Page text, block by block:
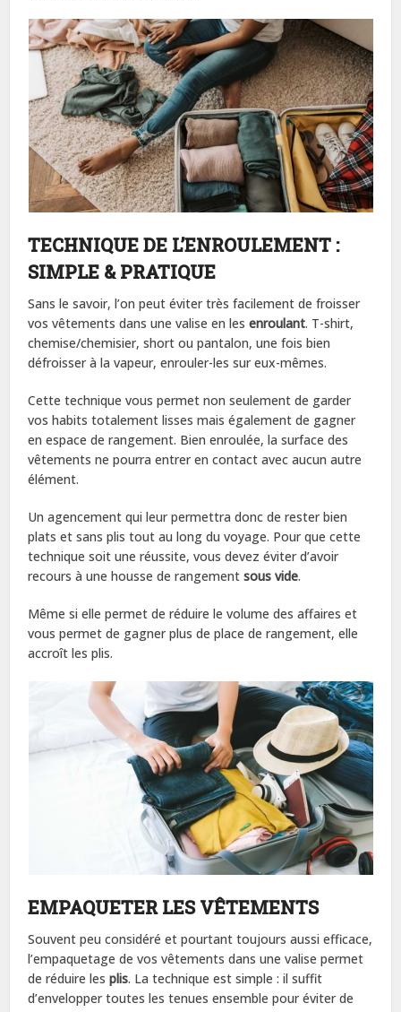
TECHNIQUE DE L’ENROULEMENT :
SIMPLE & PRATIQUE
Sans le savoir, l’on peut éviter très facilement de froisser
vos vêtements dans une valise en lesenroulant. T-shirt,
chemise/chemisier, short ou pantalon, une fois bien
défroisser à la vapeur, enrouler-les sur eux-mêmes.
Cette technique vous permet non seulement de garder
vos habits totalement lisses mais également de gagner
en espace de rangement. Bien enroulée, la surface des
vêtements ne pourra entrer en contact avec aucun autre
élément.
Un agencement qui leur permettra donc de rester bien
plats et sans plis tout au long du voyage. Pour que cette
technique soit une réussite, vous devez éviter d’avoir
recours à une housse de rangementsous vide.
Même si elle permet de réduire le volume des affaires et
vous permet de gagner plus de place de rangement, elle
accroît les plis.
EMPAQUETER LES VÊTEMENTS
Souvent peu considéré et pourtant toujours aussi efficace,
l’empaquetage de vos vêtements dans une valise permet
de réduire lesplis. La technique est simple : il suffit
d’envelopper toutes les tenues ensemble pour éviter de